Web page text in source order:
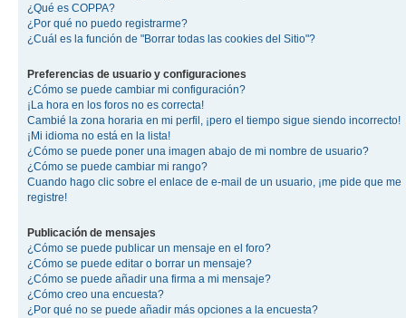
¿Qué es COPPA?
¿Por qué no puedo registrarme?
¿Cuál es la función de "Borrar todas las cookies del Sitio"?
Preferencias de usuario y configuraciones
¿Cómo se puede cambiar mi configuración?
¡La hora en los foros no es correcta!
Cambié la zona horaria en mi perfil, ¡pero el tiempo sigue siendo incorrecto!
¡Mi idioma no está en la lista!
¿Cómo se puede poner una imagen abajo de mi nombre de usuario?
¿Cómo se puede cambiar mi rango?
Cuando hago clic sobre el enlace de e-mail de un usuario, ¡me pide que me
registre!
Publicación de mensajes
¿Cómo se puede publicar un mensaje en el foro?
¿Cómo se puede editar o borrar un mensaje?
¿Cómo se puede añadir una firma a mi mensaje?
¿Cómo creo una encuesta?
¿Por qué no se puede añadir más opciones a la encuesta?